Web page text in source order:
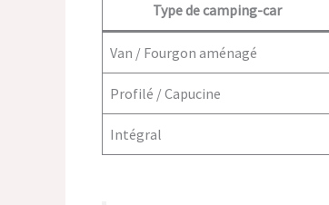
Type de camping-car
Van / Fourgon aménagé
Profilé / Capucine
Intégral